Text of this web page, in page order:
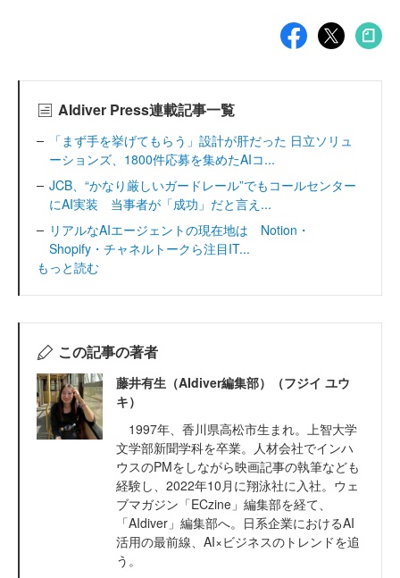
AIdiver Press連載記事一覧
「まず手を挙げてもらう」設計が肝だった 日立ソリュ
ーションズ、1800件応募を集めたAIコ...
JCB、“かなり厳しいガードレール”でもコールセンター
にAI実装 当事者が「成功」だと言え...
リアルなAIエージェントの現在地は Notion・
Shopify・チャネルトークら注目IT...
もっと読む
この記事の著者
藤井有生（AIdiver編集部）（フジイ ユウ
キ）
1997年、香川県高松市生まれ。上智大学
文学部新聞学科を卒業。人材会社でインハ
ウスのPMをしながら映画記事の執筆なども
経験し、2022年10月に翔泳社に入社。ウェ
ブマガジン「ECzine」編集部を経て、
「AIdiver」編集部へ。日系企業におけるAI
活用の最前線、AI×ビジネスのトレンドを追
う。